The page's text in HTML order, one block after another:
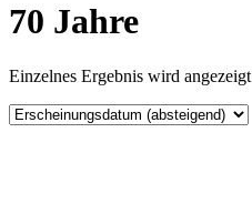
70 Jahre
Einzelnes Ergebnis wird angezeigt